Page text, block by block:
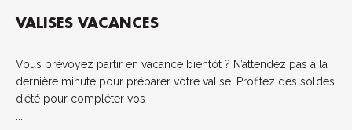
VALISES VACANCES
Vous prévoyez partir en vacance bientôt ? N’attendez pas à la
dernière minute pour préparer votre valise. Profitez des soldes
d’été pour compléter vos